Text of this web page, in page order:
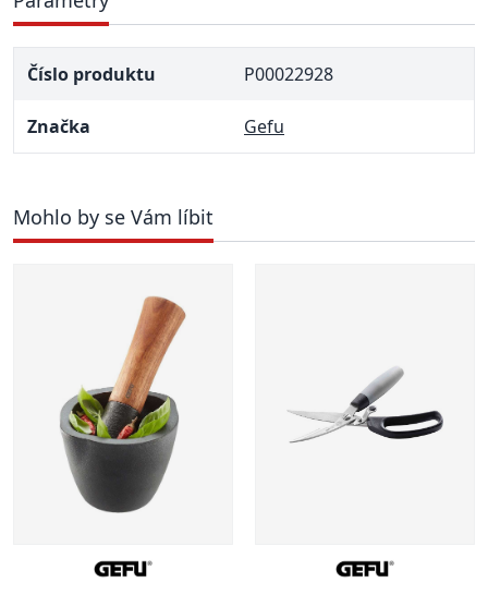
Číslo produktu P00022928
Značka Gefu
Mohlo by se Vám líbit